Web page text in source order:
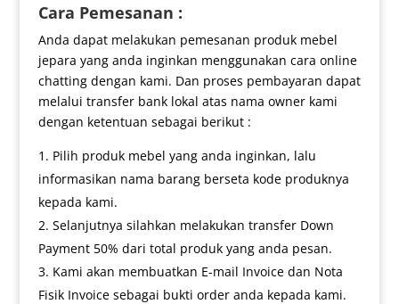
Cara Pemesanan :
Anda dapat melakukan pemesanan produk mebel
jepara yang anda inginkan menggunakan cara online
chatting dengan kami. Dan proses pembayaran dapat
melalui transfer bank lokal atas nama owner kami
dengan ketentuan sebagai berikut :
Pilih produk mebel yang anda inginkan, lalu
informasikan nama barang berseta kode produknya
kepada kami.
Selanjutnya silahkan melakukan transfer Down
Payment 50% dari total produk yang anda pesan.
Kami akan membuatkan E-mail Invoice dan Nota
Fisik Invoice sebagai bukti order anda kepada kami.